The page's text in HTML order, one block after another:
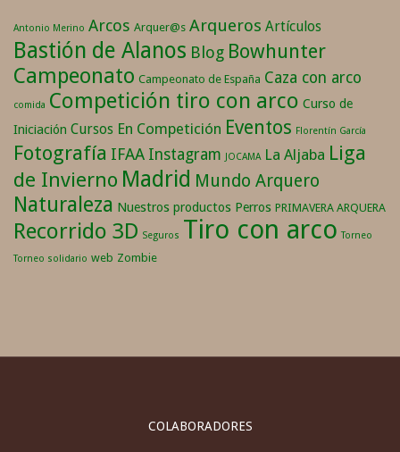
Antonio Merino Arcos Arquer@s Arqueros Artículos
Bastión de Alanos Blog Bowhunter
Campeonato Campeonato de España Caza con arco
comida Competición tiro con arco Curso de
Iniciación Cursos En Competición Eventos Florentín García
Fotografía IFAA Instagram JOCAMA La Aljaba Liga
de Invierno Madrid Mundo Arquero
Naturaleza Nuestros productos Perros PRIMAVERA ARQUERA
Recorrido 3D Seguros Tiro con arco Torneo
Torneo solidario web Zombie
COLABORADORES